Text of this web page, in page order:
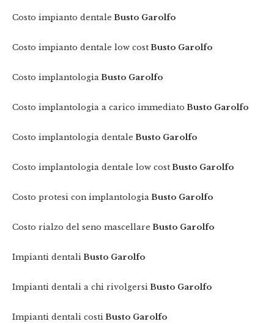
Costo impianto dentale Busto Garolfo
Costo impianto dentale low cost Busto Garolfo
Costo implantologia Busto Garolfo
Costo implantologia a carico immediato Busto Garolfo
Costo implantologia dentale Busto Garolfo
Costo implantologia dentale low cost Busto Garolfo
Costo protesi con implantologia Busto Garolfo
Costo rialzo del seno mascellare Busto Garolfo
Impianti dentali Busto Garolfo
Impianti dentali a chi rivolgersi Busto Garolfo
Impianti dentali costi Busto Garolfo